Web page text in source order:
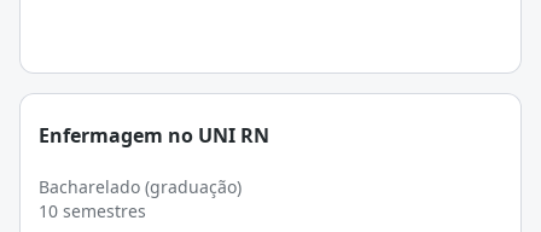
Enfermagem no UNI RN
Bacharelado (graduação)
10 semestres